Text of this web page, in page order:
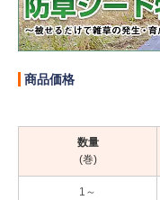
商品価格
数量
(巻)
1～